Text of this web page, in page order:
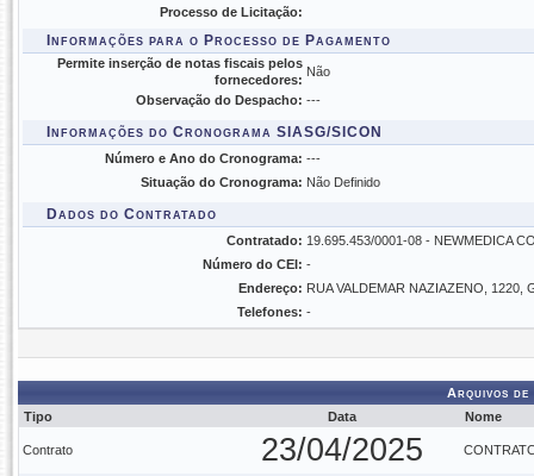
Processo de Licitação:
Informações para o Processo de Pagamento
Permite inserção de notas fiscais pelos
fornecedores:
Não
Observação do Despacho: ---
Informações do Cronograma SIASG/SICON
Número e Ano do Cronograma: ---
Situação do Cronograma: Não Definido
Dados do Contratado
Contratado: 19.695.453/0001-08 - NEWMEDICA
Número do CEI: -
Endereço: RUA VALDEMAR NAZIAZENO, 1220,
Telefones: -
Arquivos
Tipo
Data Nome
Contrato 23/04/2025